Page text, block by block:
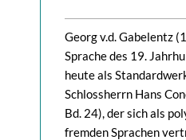
Georg v.d. Gabelentz
Sprache des 19.
heute als
Schlossherrn Hans
Bd. 24), der sich als
fremden Sprachen